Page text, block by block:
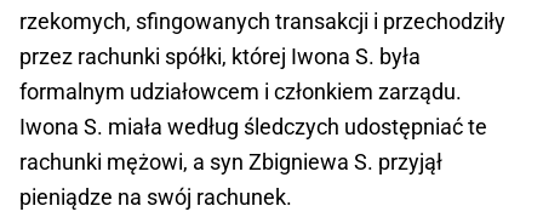
rzekomych, sfingowanych transakcji i przechodziły
przez rachunki spółki, której Iwona S. była
formalnym udziałowcem i członkiem zarządu.
Iwona S. miała według śledczych udostępniać te
rachunki mężowi, a syn Zbigniewa S. przyjął
pieniądze na swój rachunek.